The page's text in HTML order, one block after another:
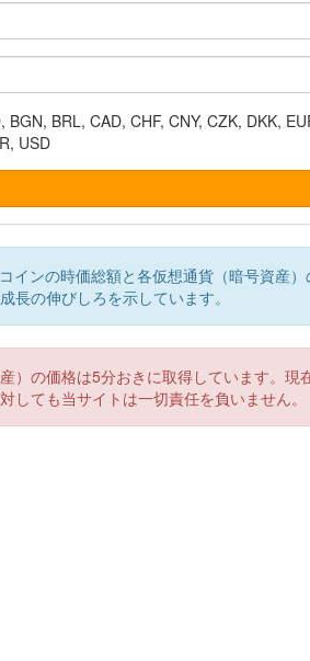
BGN, BRL, CAD, CHF, CNY, CZK, DKK,
USD
インの時価総額と各仮想通貨（暗号資産
長の伸びしろを示しています。
）の価格は5分おきに取得しています。
しても当サイトは一切責任を負いません。